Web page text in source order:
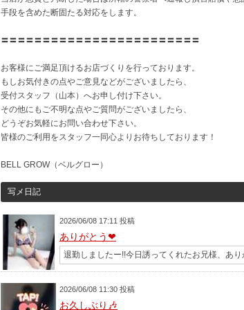
手段を含めた断固たる対応をします。
〓〓〓〓〓〓〓〓〓〓〓〓〓〓〓〓〓〓〓〓〓〓〓〓
お客様にご満足頂けるお店づくりを行っております。
もしお気付きの点やご意見などがございましたら、
受付スタッフ（山本）へお申し付け下さい。
その他にもご不明な点やご質問がございましたら、
どうぞお気軽にお問い合わせ下さい。
皆様のご利用をスタッフ一同心よりお待ちしております！
BELL GROW（ベルグロー）
写メ日記
2026/06/08 17:11 投稿
ありがとう❤
退勤しましたー!!今日誘ってくれたお兄様、あ
2026/06/08 11:30 投稿
お久しぶり🎶